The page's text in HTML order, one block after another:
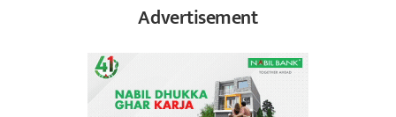
Advertisement